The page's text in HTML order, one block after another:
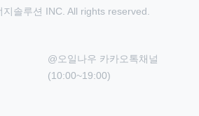
솔루션 INC. All rights reserved.
@오일나우 카카오톡채널
(10:00~19:00)